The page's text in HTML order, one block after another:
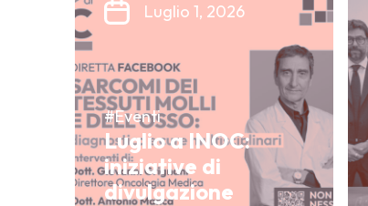
Luglio 1, 2026
#Eventi
Luglio a INOC:
iniziative di
divulgazione